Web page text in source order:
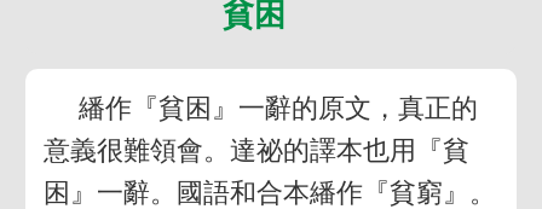
貧困
繙作『貧困』一辭的原文，真正的
意義很難領會。達祕的譯本也用『貧
困』一辭。國語和合本繙作『貧窮』。